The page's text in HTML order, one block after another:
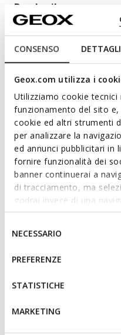
CONSENSO DETTAGLI
Geox.com utilizza i
Utilizziamo cookie
funzionamento del sito
cookie ed altri strumenti
per analizzare la
ed annunci pubblicitari in
fornire funzionalità dei
banner continuerai a
di tracciamento, ma
godrai invece di una
base dei tuoi gusti ed
IMPOSTAZIONI potrai
altri strumenti di
informazioni o per
tue impostazioni, visita la
del
consenso
NECESSARIO
PREFERENZE
STATISTICHE
MARKETING
Beschreibung
Damenstiefelette mit
Farbton angeboten, ist sie
leichte Eliebeth rundet
auf Komfort zu verzichten.
PRODUKTCODE:
Mehr anzeigen
Eigenschaften
Schnelles und
Absatzhöhe: 2,5 cm /
Design ohne
Materialien
Technologien